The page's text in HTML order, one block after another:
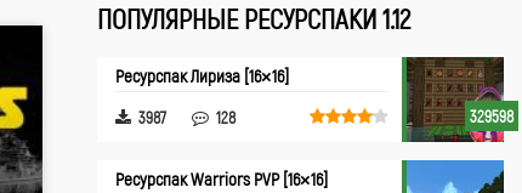
ПОПУЛЯРНЫЕ РЕСУРСПАКИ 1.12
329598
Ресурспак Лириза [16×16]
3987 128
Ресурспак Warriors PVP [16×16]